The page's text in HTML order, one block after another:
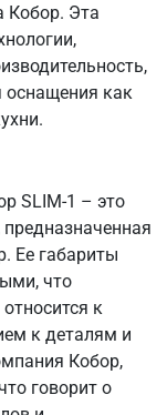
Кобор. Эта
как
SLIM-1 – это
Ее габариты
что
к
к деталям и
Кобор,
говорит о